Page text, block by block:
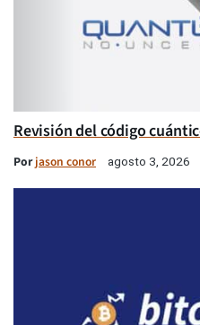
Revisión del código
Porjason conor agosto 3, 2026